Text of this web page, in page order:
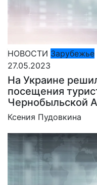
НОВОСТИ Зарубежье
27.05.2023
На Украине
посещения
Чернобыльской
Ксения Пудовкина